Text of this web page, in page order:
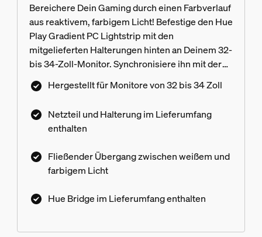
Bereichere Dein Gaming durch einen Farbverlauf
aus reaktivem, farbigem Licht! Befestige den Hue
Play Gradient PC Lightstrip mit den
mitgelieferten Halterungen hinten an Deinem 32-
bis 34-Zoll-Monitor. Synchronisiere ihn mit der
Hue Sync Desktop App und erlebe, wie sich das
Geschehen auf Deinem Bildschirm im Licht
enthalten.
Hergestellt für Monitore von 32 bis 34 Zoll
Netzteil und Halterung im Lieferumfang
enthalten
Fließender Übergang zwischen weißem und
farbigem Licht
Hue Bridge im Lieferumfang enthalten